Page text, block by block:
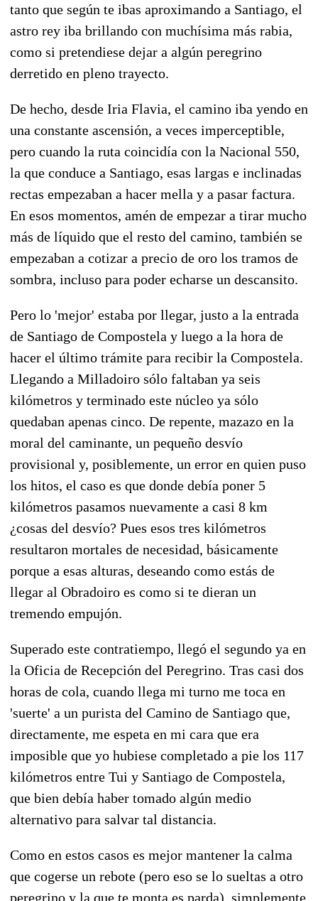
tanto que según te ibas aproximando a Santiago, el
astro rey iba brillando con muchísima más rabia,
como si pretendiese dejar a algún peregrino
derretido en pleno trayecto.
De hecho, desde Iria Flavia, el camino iba yendo en
una constante ascensión, a veces imperceptible,
pero cuando la ruta coincidía con la Nacional 550,
la que conduce a Santiago, esas largas e inclinadas
rectas empezaban a hacer mella y a pasar factura.
En esos momentos, amén de empezar a tirar mucho
más de líquido que el resto del camino, también se
empezaban a cotizar a precio de oro los tramos de
sombra, incluso para poder echarse un descansito.
Pero lo 'mejor' estaba por llegar, justo a la entrada
de Santiago de Compostela y luego a la hora de
hacer el último trámite para recibir la Compostela.
Llegando a Milladoiro sólo faltaban ya seis
kilómetros y terminado este núcleo ya sólo
quedaban apenas cinco. De repente, mazazo en la
moral del caminante, un pequeño desvío
provisional y, posiblemente, un error en quien puso
los hitos, el caso es que donde debía poner 5
kilómetros pasamos nuevamente a casi 8 km
¿cosas del desvío? Pues esos tres kilómetros
resultaron mortales de necesidad, básicamente
porque a esas alturas, deseando como estás de
llegar al Obradoiro es como si te dieran un
tremendo empujón.
Superado este contratiempo, llegó el segundo ya en
la Oficia de Recepción del Peregrino. Tras casi dos
horas de cola, cuando llega mi turno me toca en
'suerte' a un purista del Camino de Santiago que,
directamente, me espeta en mi cara que era
imposible que yo hubiese completado a pie los 117
kilómetros entre Tui y Santiago de Compostela,
que bien debía haber tomado algún medio
alternativo para salvar tal distancia.
Como en estos casos es mejor mantener la calma
que cogerse un rebote (pero eso se lo sueltas a otro
peregrino y la que te monta es parda), simplemente